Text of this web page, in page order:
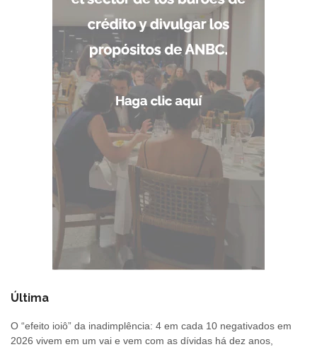
Última
O “efeito ioiô” da inadimplência: 4 em cada 10 negativados em
2026 vivem em um vai e vem com as dívidas há dez anos,